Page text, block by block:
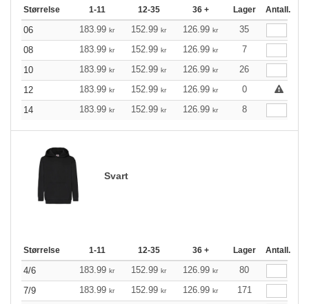
Størrelse 1-11 12-35 36 + Lager Antall.
06 183.99 kr 152.99 kr 126.99 kr
35
08
183.99 kr 152.99 kr 126.99 kr
7
10
183.99 kr 152.99 kr 126.99 kr
26
12
183.99 kr 152.99 kr 126.99 kr
0
14
183.99 kr 152.99 kr 126.99 kr 8
Svart
Størrelse 1-11 12-35 36 + Lager Antall.
4/6 183.99 kr 152.99 kr 126.99 kr
80
7/9
183.99 kr 152.99 kr 126.99 kr
171